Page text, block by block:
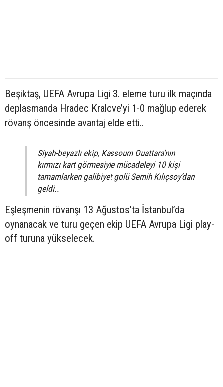
Beşiktaş, UEFA Avrupa Ligi 3. eleme turu ilk maçında
deplasmanda Hradec Kralove’yi 1-0 mağlup ederek
rövanş öncesinde avantaj elde etti..
Siyah-beyazlı ekip, Kassoum Ouattara’nın
kırmızı kart görmesiyle mücadeleyi 10 kişi
tamamlarken galibiyet golü Semih Kılıçsoy’dan
geldi..
Eşleşmenin rövanşı 13 Ağustos’ta İstanbul’da
oynanacak ve turu geçen ekip UEFA Avrupa Ligi play-
off turuna yükselecek.